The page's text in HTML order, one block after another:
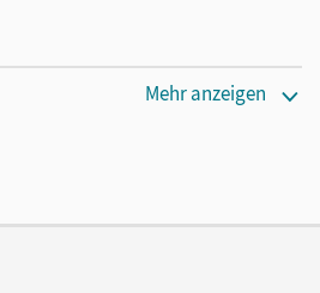
Mehr anzeigen